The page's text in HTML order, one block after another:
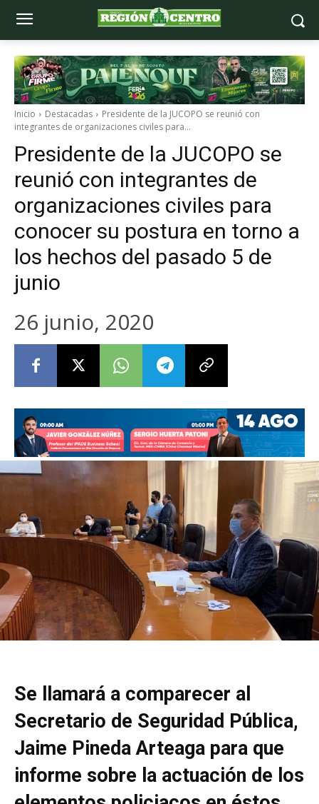
Inicio Destacadas
Presidente de la JUCOPO se reunió con
integrantes de organizaciones civiles para...
Presidente de la JUCOPO se
reunió con integrantes de
organizaciones civiles para
conocer su postura en torno a
los hechos del pasado 5 de
junio
26 junio, 2020
Se llamará a comparecer al
Secretario de Seguridad Pública,
Jaime Pineda Arteaga para que
informe sobre la actuación de los